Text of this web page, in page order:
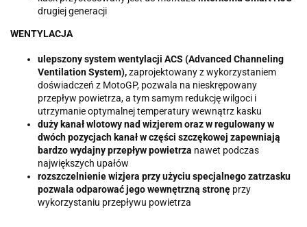
drugiej generacji
WENTYLACJA
ulepszony system wentylacji ACS (Advanced Channeling
Ventilation System),zaprojektowany z wykorzystaniem
doświadczeń z MotoGP, pozwala na nieskrępowany
przepływ powietrza, a tym samym redukcję wilgoci i
utrzymanie optymalnej temperatury wewnątrz kasku
duży kanał wlotowy nad wizjerem oraz w regulowany w
dwóch pozycjach kanał w części szczękowej zapewniają
bardzo wydajny przepływ powietrza nawet podczas
największych upałów
rozszczelnienie wizjera przy użyciu specjalnego zatrzasku
pozwala odparować jego wewnętrzną stronę przy
wykorzystaniu przepływu powietrza